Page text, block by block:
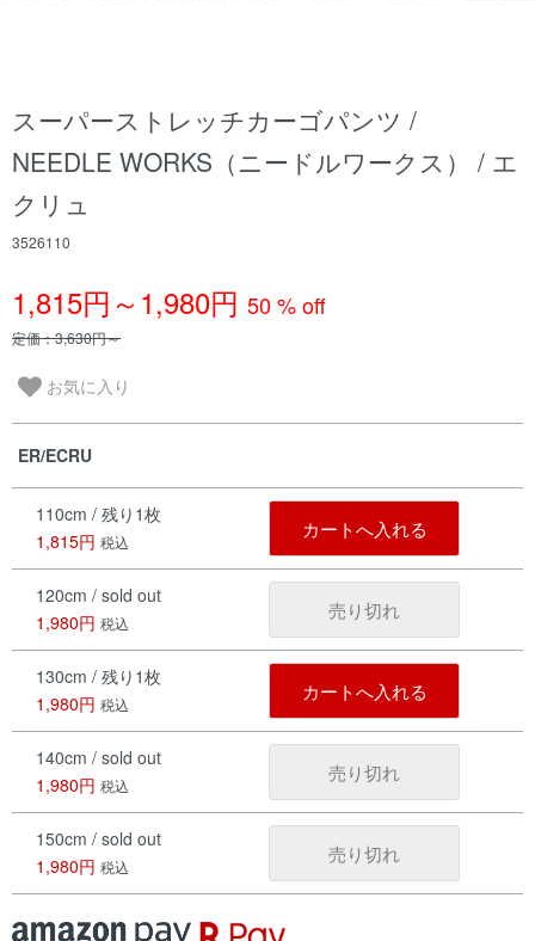
スーパーストレッチカーゴパンツ /
NEEDLE WORKS（ニードルワークス） / エ
クリュ
3526110
1,815円～1,980円 50 % off
定価：3,630円～
お気に入り
ER/ECRU
110cm / 残り1枚
1,815円 税込
カートへ入れる
120cm / sold out
1,980円 税込
売り切れ
130cm / 残り1枚
1,980円 税込
カートへ入れる
140cm / sold out
1,980円 税込
売り切れ
150cm / sold out
1,980円 税込
売り切れ